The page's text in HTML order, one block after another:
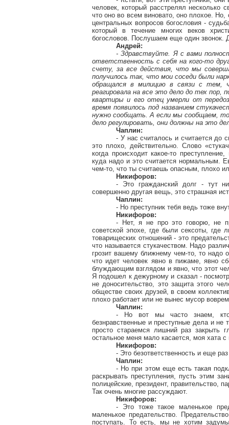
человек, который расстрелял несколько
что оно во всем виновато, оно плохое.
центральных вопросов богословия -
который в течение многих веков
богословов. Послушаем еще один звонок.
Андрей:
- Здравствуйте. Я с вами
ответственность с себя на кого-то
счету, за все действия, что мы
получилось так, что мои соседи были
обращался в милицию в связи с тем,
реагировала на все это дело до тех пор,
квартиры и его отец умерли от
время появилось под названием
нужно сообщать. А если мы сообщаем,
дело регулировать, они должны на это
Чаплин:
- У нас считалось и считается до
это плохо, действительно. Слово «
когда происходит какое-то
куда надо и это считается нормальным.
чем-то, что ты считаешь опасным, плохо
Никифоров:
- Это гражданский долг - тут
совершенно другая вещь, это страшная
Чаплин:
- Но преступник тебя ведь тоже
Никифоров:
- Нет, я не про это говорю, не
советской эпохе, где были сексоты, где
товарищеских отношений - это
что называется стукачеством. Надо
грозит вашему ближнему чем-то, то надо
что идет человек явно в пижаме, явно
блуждающим взглядом и явно, что этот
Я подошел к дежурному и сказал -
не доносительство, это защита этого
обществе своих друзей, в своем
плохо работает или не вынес мусор
Чаплин:
- Но вот мы часто знаем, кто
безнравственные и преступные дела и
просто стараемся лишний раз закрыть
остальное меня мало касается, моя хата
Никифоров:
- Это безответственность и еще
Чаплин:
- Но при этом еще есть такая
раскрывать преступления, пусть этим
полицейские, президент, правительство,
Так очень многие рассуждают.
Никифоров:
- Это тоже такое маленькое
маленькое предательство.
поступать. То есть, мы не хотим